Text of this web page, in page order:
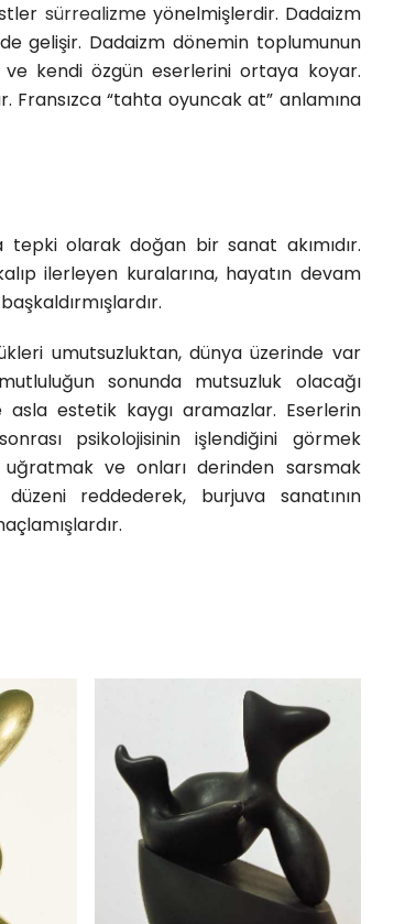
sürrealizme yönelmişlerdir. Dadaizm
gelişir. Dadaizm dönemin toplumunun
ve kendi özgün eserlerini ortaya koyar.
Fransızca “tahta oyuncak at” anlamına
tepki olarak doğan bir sanat akımıdır.
ilerleyen kuralarına, hayatın devam
umutsuzluktan, dünya üzerinde var
sonunda mutsuzluk olacağı
estetik kaygı aramazlar. Eserlerin
psikolojisinin işlendiğini görmek
uğratmak ve onları derinden sarsmak
reddederek, burjuva sanatının